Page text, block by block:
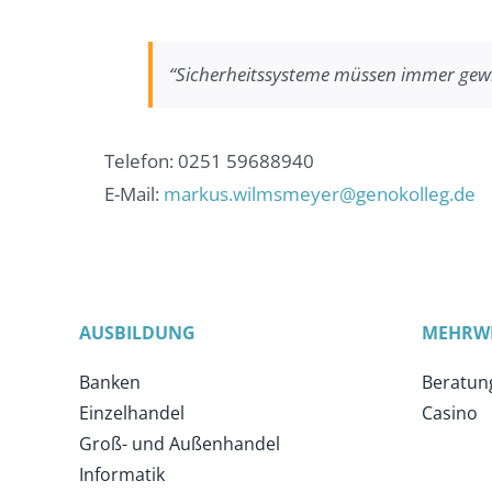
“Sicherheitssysteme müssen immer
Telefon: 0251 59688940
E-Mail: markus.wilmsmeyer@genokolleg.de
AUSBILDUNG
Banken
Einzelhandel
Groß- und Außenhandel
Informatik
Casino